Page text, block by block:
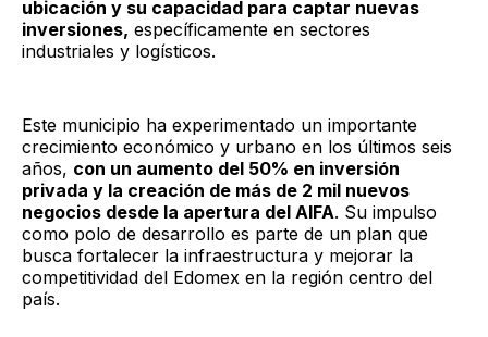
ubicación y su capacidad para captar nuevas
inversiones, específicamente en sectores
industriales y logísticos.
Este municipio ha experimentado un importante
crecimiento económico y urbano en los últimos seis
años, con un aumento del 50% en inversión
privada y la creación de más de 2 mil nuevos
negocios desde la apertura del AIFA. Su impulso
como polo de desarrollo es parte de un plan que
busca fortalecer la infraestructura y mejorar la
competitividad del Edomex en la región centro del
país.